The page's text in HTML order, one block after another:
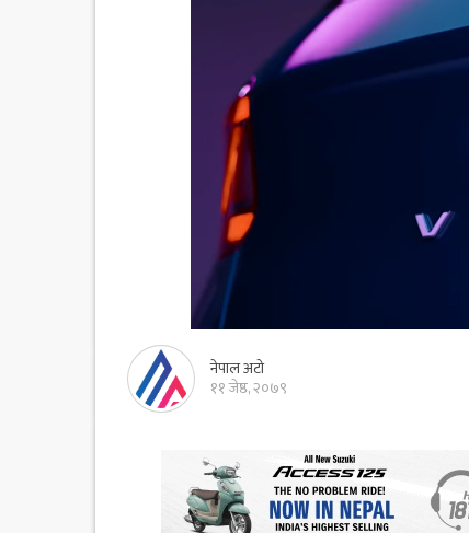
नेपाल अटो
११ जेष्ठ, २०७९